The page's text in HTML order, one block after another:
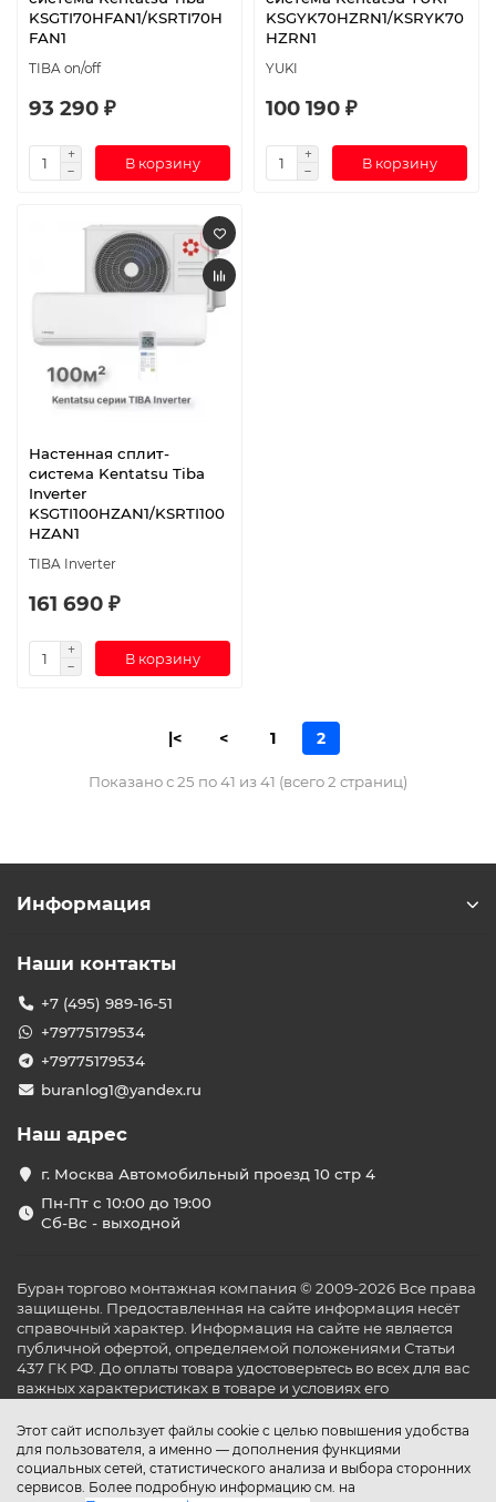
KSGTI70HFAN1/KSRTI70H
FAN1
TIBA on/off
93 290 ₽
В корзину
KSGYK70HZRN1/KSRYK70
HZRN1
YUKI
100 190 ₽
В корзину
Настенная сплит-
система Kentatsu Tiba
Inverter
KSGTI100HZAN1/KSRTI100
HZAN1
TIBA Inverter
161 690 ₽
В корзину
|< < 1 2
Показано с 25 по 41 из 41 (всего 2 страниц)
Этот сайт использует файлы cookie с целью повышения удобства
для пользователя, а именно — дополнения функциями
социальных сетей, статистического анализа и выбора сторонних
сервисов. Более подробную информацию см. на
Информация
Наши контакты
+7 (495) 989-16-51
+79775179534
+79775179534
buranlog1@yandex.ru
Наш адрес
г. Москва Автомобильный проезд 10 стр 4
Пн-Пт с 10:00 до 19:00
Сб-Вс - выходной
Буран торгово монтажная компания © 2009-2026 Все права
защищены. Предоставленная на сайте информация несёт
справочный характер. Информация на сайте не является
публичной офертой, определяемой положениями Статьи
437 ГК РФ. До оплаты товара удостоверьтесь во всех для вас
важных характеристиках в товаре и условиях его